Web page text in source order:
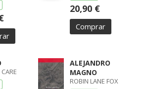
20,90 €
Comprar
ALEJANDRO
MAGNO
ROBIN LANE FOX